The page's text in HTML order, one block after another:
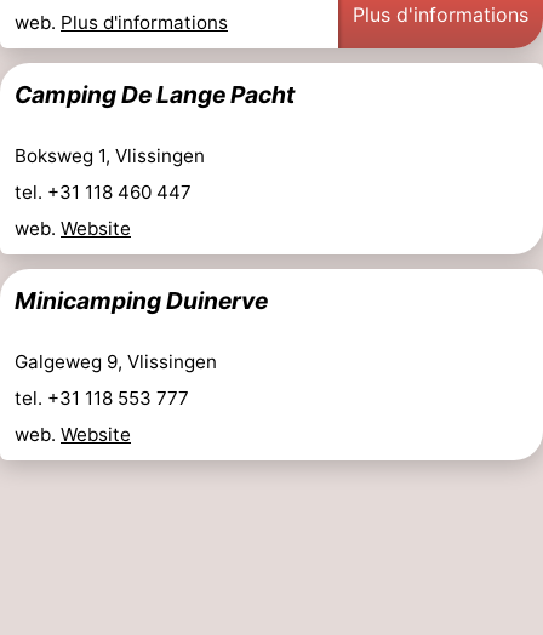
Terrains
de
-
Peche
-
de
l'anneau
Boire
et
manger
Événements
Pratiques
Route
-
web. Plus d'informations Plus d'informations
Camping De Lange Pacht
Boksweg 1, Vlissingen
tel. +31 118 460 447
web. Website
Minicamping Duinerve
Galgeweg 9, Vlissingen
tel. +31 118 553 777
web. Website